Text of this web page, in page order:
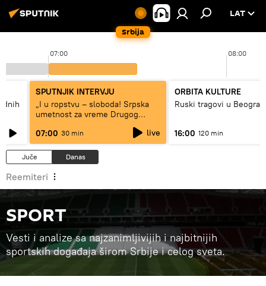
Srbija
LAT
07:00 08:00
SPUTNJIK INTERVJU
„I u ropstvu – sloboda! Srpska
umetnost za vreme Drugog
07:00 30 min live
ORBITA KULTURE
Ruski tragovi u
16:00 120 min
Juče Danas
Reemiteri
SPORT
Vesti i analize sa najzanimljivijih i najbitnijih
sportskih događaja širom Srbije i celog sveta.